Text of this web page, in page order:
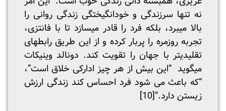
نه تنها سرزندگی و خودانگیختگی زندگی روانی را
بالا می­برد، بلکه فرد را قادر می­سازد تا با فانتزی،
تجربه روزمره را پربار کرده و از این طریق رابطه­ای
تقلیدی­تر با جهان را تقویت کند. دونالد وینیکات
میگوید “این بیش از هر چیز ادارکی خلاق است”،
“که باعث می شود فرد احساس کند زندگی ارزش
زیستن دارد.”[10]